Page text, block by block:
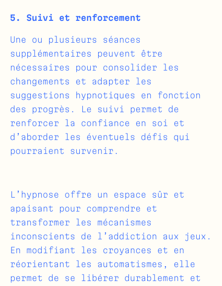
5. Suivi et renforcement
Une ou plusieurs séances
supplémentaires peuvent être
nécessaires pour consolider les
changements et adapter les
suggestions hypnotiques en fonction
des progrès. Le suivi permet de
renforcer la confiance en soi et
d’aborder les éventuels défis qui
pourraient survenir.
L’hypnose offre un espace sûr et
apaisant pour comprendre et
transformer les mécanismes
inconscients de l’addiction aux jeux.
En modifiant les croyances et en
réorientant les automatismes, elle
permet de se libérer durablement et